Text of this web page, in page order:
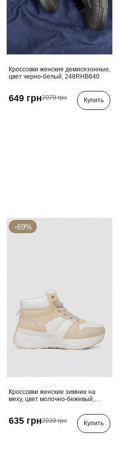
Кроссовки женские демисезонные,
цвет черно-белый, 248RHB640
649 грн2079 грн Купить
-69%
Кроссовки женские зимние на
меху, цвет молочно-бежевый,
635 грн2039 грн Купить